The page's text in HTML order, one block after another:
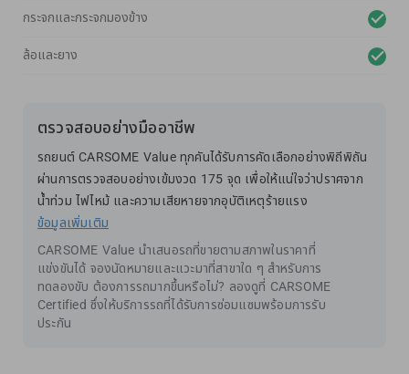
กระจกและกระจกมองข้าง
ล้อและยาง
ตรวจสอบอย่างมืออาชีพ
รถยนต์ CARSOME Value ทุกคันได้รับการคัดเลือกอย่างพิถีพิถัน
ผ่านการตรวจสอบอย่างเข้มงวด 175 จุด เพื่อให้แน่ใจว่าปราศจาก
น้ำท่วม ไฟไหม้ และความเสียหายจากอุบัติเหตุร้ายแรง
ข้อมูลเพิ่มเติม
CARSOME Value นำเสนอรถที่ขายตามสภาพในราคาที่
แข่งขันได้ จองนัดหมายและแวะมาที่สาขาใด ๆ สำหรับการ
ทดลองขับ ต้องการรถมากขึ้นหรือไม่? ลองดูที่ CARSOME
Certified ซึ่งให้บริการรถที่ได้รับการซ่อมแซมพร้อมการรับ
ประกัน